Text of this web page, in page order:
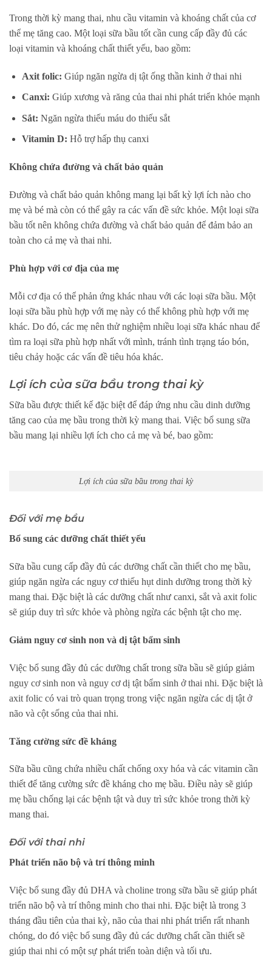
Trong thời kỳ mang thai, nhu cầu vitamin và khoáng chất của cơ
thể mẹ tăng cao. Một loại sữa bầu tốt cần cung cấp đầy đủ các
loại vitamin và khoáng chất thiết yếu, bao gồm:
Axit folic: Giúp ngăn ngừa dị tật ống thần kinh ở thai nhi
Canxi: Giúp xương và răng của thai nhi phát triển khỏe mạnh
Sắt: Ngăn ngừa thiếu máu do thiếu sắt
Vitamin D: Hỗ trợ hấp thụ canxi
Không chứa đường và chất bảo quản
Đường và chất bảo quản không mang lại bất kỳ lợi ích nào cho
mẹ và bé mà còn có thể gây ra các vấn đề sức khỏe. Một loại sữa
bầu tốt nên không chứa đường và chất bảo quản để đảm bảo an
toàn cho cả mẹ và thai nhi.
Phù hợp với cơ địa của mẹ
Mỗi cơ địa có thể phản ứng khác nhau với các loại sữa bầu. Một
loại sữa bầu phù hợp với mẹ này có thể không phù hợp với mẹ
khác. Do đó, các mẹ nên thử nghiệm nhiều loại sữa khác nhau để
tìm ra loại sữa phù hợp nhất với mình, tránh tình trạng táo bón,
tiêu chảy hoặc các vấn đề tiêu hóa khác.
Lợi ích của sữa bầu trong thai kỳ
Sữa bầu được thiết kế đặc biệt để đáp ứng nhu cầu dinh dưỡng
tăng cao của mẹ bầu trong thời kỳ mang thai. Việc bổ sung sữa
bầu mang lại nhiều lợi ích cho cả mẹ và bé, bao gồm:
Lợi ích của sữa bầu trong thai kỳ
Đối với mẹ bầu
Bổ sung các dưỡng chất thiết yếu
Sữa bầu cung cấp đầy đủ các dưỡng chất cần thiết cho mẹ bầu,
giúp ngăn ngừa các nguy cơ thiếu hụt dinh dưỡng trong thời kỳ
mang thai. Đặc biệt là các dưỡng chất như canxi, sắt và axit folic
sẽ giúp duy trì sức khỏe và phòng ngừa các bệnh tật cho mẹ.
Giảm nguy cơ sinh non và dị tật bẩm sinh
Việc bổ sung đầy đủ các dưỡng chất trong sữa bầu sẽ giúp giảm
nguy cơ sinh non và nguy cơ dị tật bẩm sinh ở thai nhi. Đặc biệt là
axit folic có vai trò quan trọng trong việc ngăn ngừa các dị tật ở
não và cột sống của thai nhi.
Tăng cường sức đề kháng
Sữa bầu cũng chứa nhiều chất chống oxy hóa và các vitamin cần
thiết để tăng cường sức đề kháng cho mẹ bầu. Điều này sẽ giúp
mẹ bầu chống lại các bệnh tật và duy trì sức khỏe trong thời kỳ
mang thai.
Đối với thai nhi
Phát triển não bộ và trí thông minh
Việc bổ sung đầy đủ DHA và choline trong sữa bầu sẽ giúp phát
triển não bộ và trí thông minh cho thai nhi. Đặc biệt là trong 3
tháng đầu tiên của thai kỳ, não của thai nhi phát triển rất nhanh
chóng, do đó việc bổ sung đầy đủ các dưỡng chất cần thiết sẽ
giúp thai nhi có một sự phát triển toàn diện và tối ưu.